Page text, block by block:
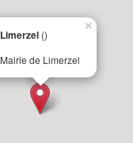
Limerzel ()
Mairie de Limerzel
×